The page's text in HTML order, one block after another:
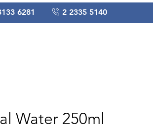
2 2335 5140
6281
Water 250ml